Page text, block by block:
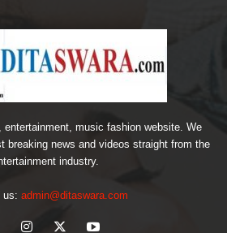
entertainment, music fashion website. We
breaking news and videos straight from the
industry.
us: admin@ditaswara.com